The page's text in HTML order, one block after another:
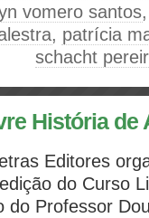
vomero santos
, patrícia
schacht
História de
Editores
do Curso
do Professor